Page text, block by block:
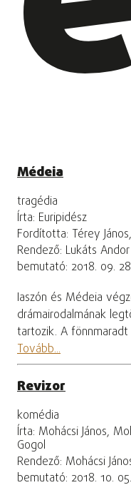
Médeia
tragédia
Írta: Euripidész
Fordította: Térey
Rendező: Lukáts Andor
bemutató: 2018. 09.
Iaszón és Médeia
drámairodalmának
tartozik. A
Tovább...
Revizor
komédia
Írta: Mohácsi János,
Gogol
Rendező: Mohácsi
bemutató: 2018. 10.